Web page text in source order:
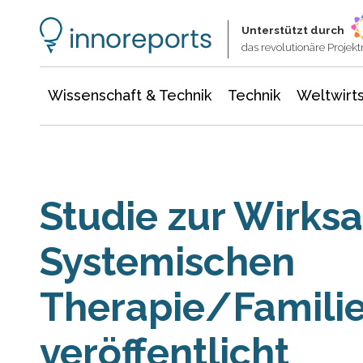
Unterstützt durch
das revolutionäre
Wissenschaft & Technik Technik
Studie zur
Systemischen
Therapie/
veröffentlicht